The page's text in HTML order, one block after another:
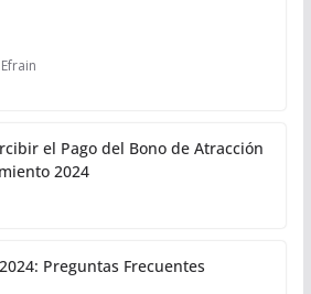
Efrain
el Pago del Bono de Atracción
2024
Preguntas Frecuentes